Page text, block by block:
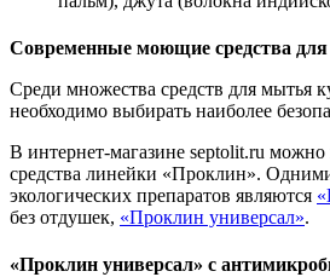
Современные моющие средства для
Среди множества средств для мытья
необходимо выбирать наиболее
В интернет-магазине septolit.ru
средства линейки «Проклин».
экологических препаратов являются
без отдушек, «Проклин универсал».
«Проклин универсал» с